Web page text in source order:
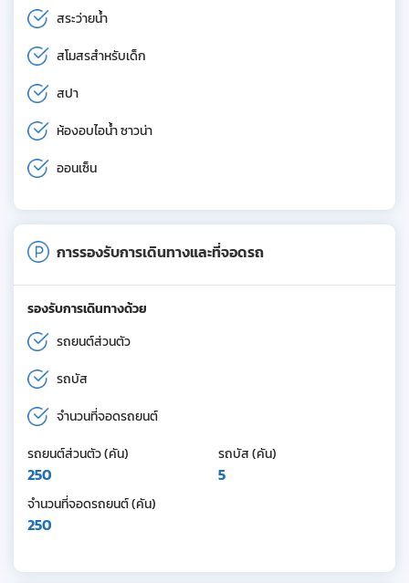
สระว่ายน้ำ
สโมสรสำหรับเด็ก
สปา
ห้องอบไอน้ำ ซาวน่า
ออนเซ็น
การรองรับการเดินทางและที่จอดรถ
รองรับการเดินทางด้วย
รถยนต์ส่วนตัว
รถบัส
จำนวนที่จอดรถยนต์
รถยนต์ส่วนตัว (คัน)
250
รถบัส (คัน)
5
จำนวนที่จอดรถยนต์ (คัน)
250